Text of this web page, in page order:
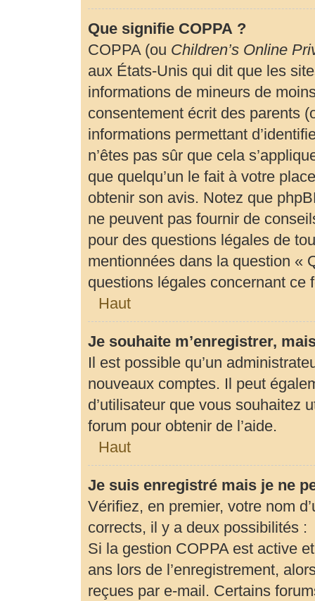
Que signifie COPPA ?
COPPA (ou Children’s Online
aux États-Unis qui dit que les
informations de mineurs de
consentement écrit des parents
informations permettant
n’êtes pas sûr que cela
que quelqu’un le fait à votre
obtenir son avis. Notez que
ne peuvent pas fournir de
pour des questions légales de
mentionnées dans la question «
questions légales concernant ce
Haut
Je souhaite m’enregistrer,
Il est possible qu’un
nouveaux comptes. Il peut
d’utilisateur que vous souhaitez
forum pour obtenir de l’aide.
Haut
Je suis enregistré mais je ne
Vérifiez, en premier, votre nom
corrects, il y a deux possibilités :
Si la gestion COPPA est active
ans lors de l’enregistrement,
reçues par e-mail. Certains